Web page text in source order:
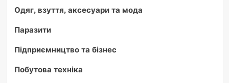
Одяг, взуття, аксесуари та мода
Паразити
Підприємництво та бізнес
Побутова техніка